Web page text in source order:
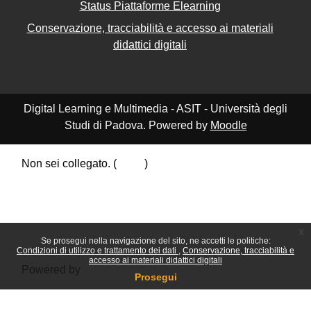
Se prosegui nella navigazione del sito, ne accetti le politiche:
Condizioni di utilizzo e trattamento dei dati
Conservazione, tracciabilità e
accesso ai materiali didattici digitali
Prosegui
Status Piattaforme Elearning
Conservazione, tracciabilità e accesso ai materiali
didattici digitali
Digital Learning e Multimedia - ASIT - Università degli
Studi di Padova. Powered by Moodle
Non sei collegato. (
)
Powered by